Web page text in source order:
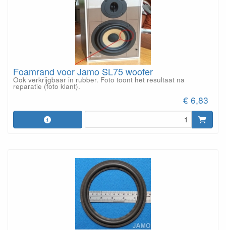
Foamrand voor Jamo SL75 woofer
Ook verkrijgbaar in rubber. Foto toont het resultaat na
reparatie (foto klant).
€ 6,83